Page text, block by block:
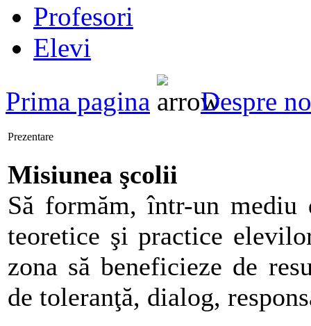
Profesori
Elevi
Prima pagina
Despre
Prezentare
Misiunea şcolii
Să formăm, într-un mediu
teoretice şi practice
zona să beneficieze de
de toleranţă, dialog,